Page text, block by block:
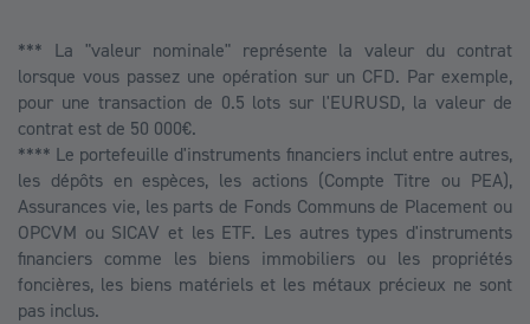
*** La "valeur nominale" représente la valeur du contrat
lorsque vous passez une opération sur un CFD. Par exemple,
pour une transaction de 0.5 lots sur l'EURUSD, la valeur de
contrat est de 50 000€.
**** Le portefeuille d'instruments financiers inclut entre autres,
les dépôts en espèces, les actions (Compte Titre ou PEA),
Assurances vie, les parts de Fonds Communs de Placement ou
OPCVM ou SICAV et les ETF. Les autres types d'instruments
financiers comme les biens immobiliers ou les propriétés
foncières, les biens matériels et les métaux précieux ne sont
pas inclus.